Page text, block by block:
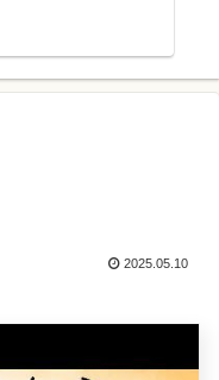
2025.05.10